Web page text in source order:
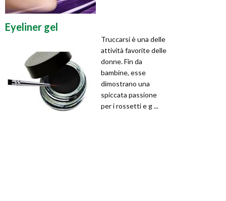
Eyeliner gel
Truccarsi è una delle
attività favorite delle
donne. Fin da
bambine, esse
dimostrano una
spiccata passione
per i rossetti e g ...